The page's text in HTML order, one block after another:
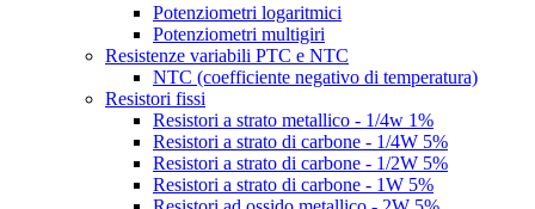
Potenziometri logaritmici
Potenziometri multigiri
Resistenze variabili PTC e NTC
NTC (coefficiente negativo di temperatura)
Resistori fissi
Resistori a strato metallico - 1/4w 1%
Resistori a strato di carbone - 1/4W 5%
Resistori a strato di carbone - 1/2W 5%
Resistori a strato di carbone - 1W 5%